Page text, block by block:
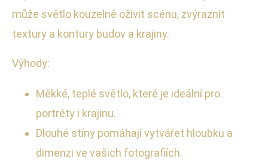
může světlo kouzelně oživit scénu, zvýraznit
textury a kontury budov a krajiny.
Výhody:
Měkké, teplé světlo, které je ideální pro
portréty i krajinu.
Dlouhé stíny pomáhají vytvářet hloubku a
dimenzi ve vašich fotografiích.